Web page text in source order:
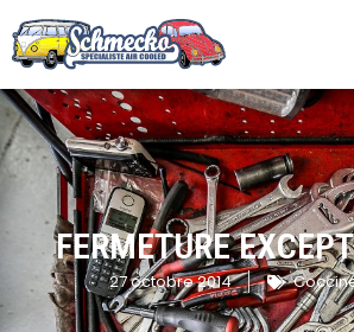
FERMETURE
27 octobre 2014